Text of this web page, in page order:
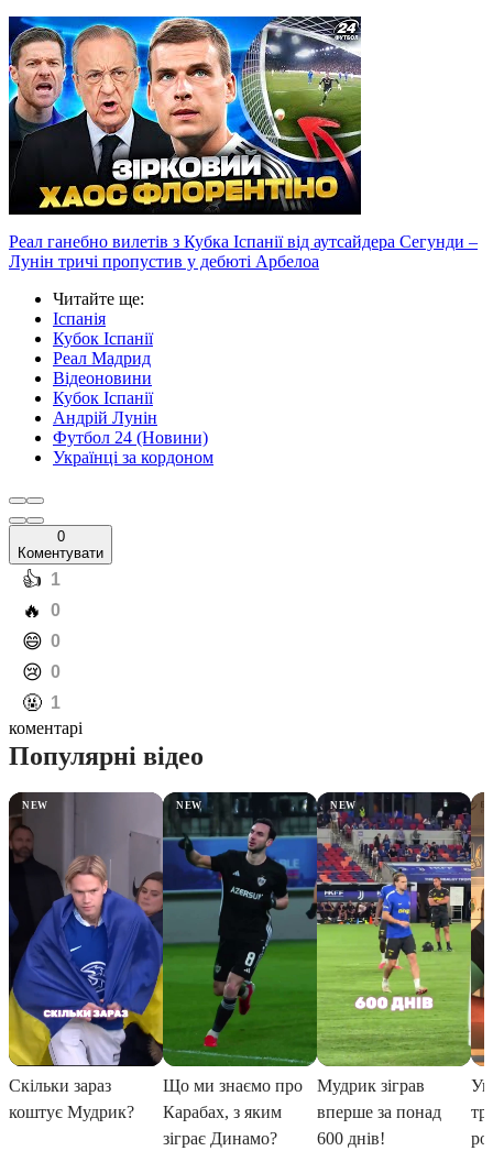
Реал ганебно вилетів з Кубка Іспанії від аутсайдера Сегунди –
Лунін тричі пропустив у дебюті Арбелоа
Читайте ще:
Іспанія
Кубок Іспанії
Реал Мадрид
Відеоновини
Кубок Іспанії
Андрій Лунін
Футбол 24 (Новини)
Українці за кордоном
0
Коментувати
️👍 1
️🔥 0
️😄 0
️😢 0
️🤬 1
коментарі